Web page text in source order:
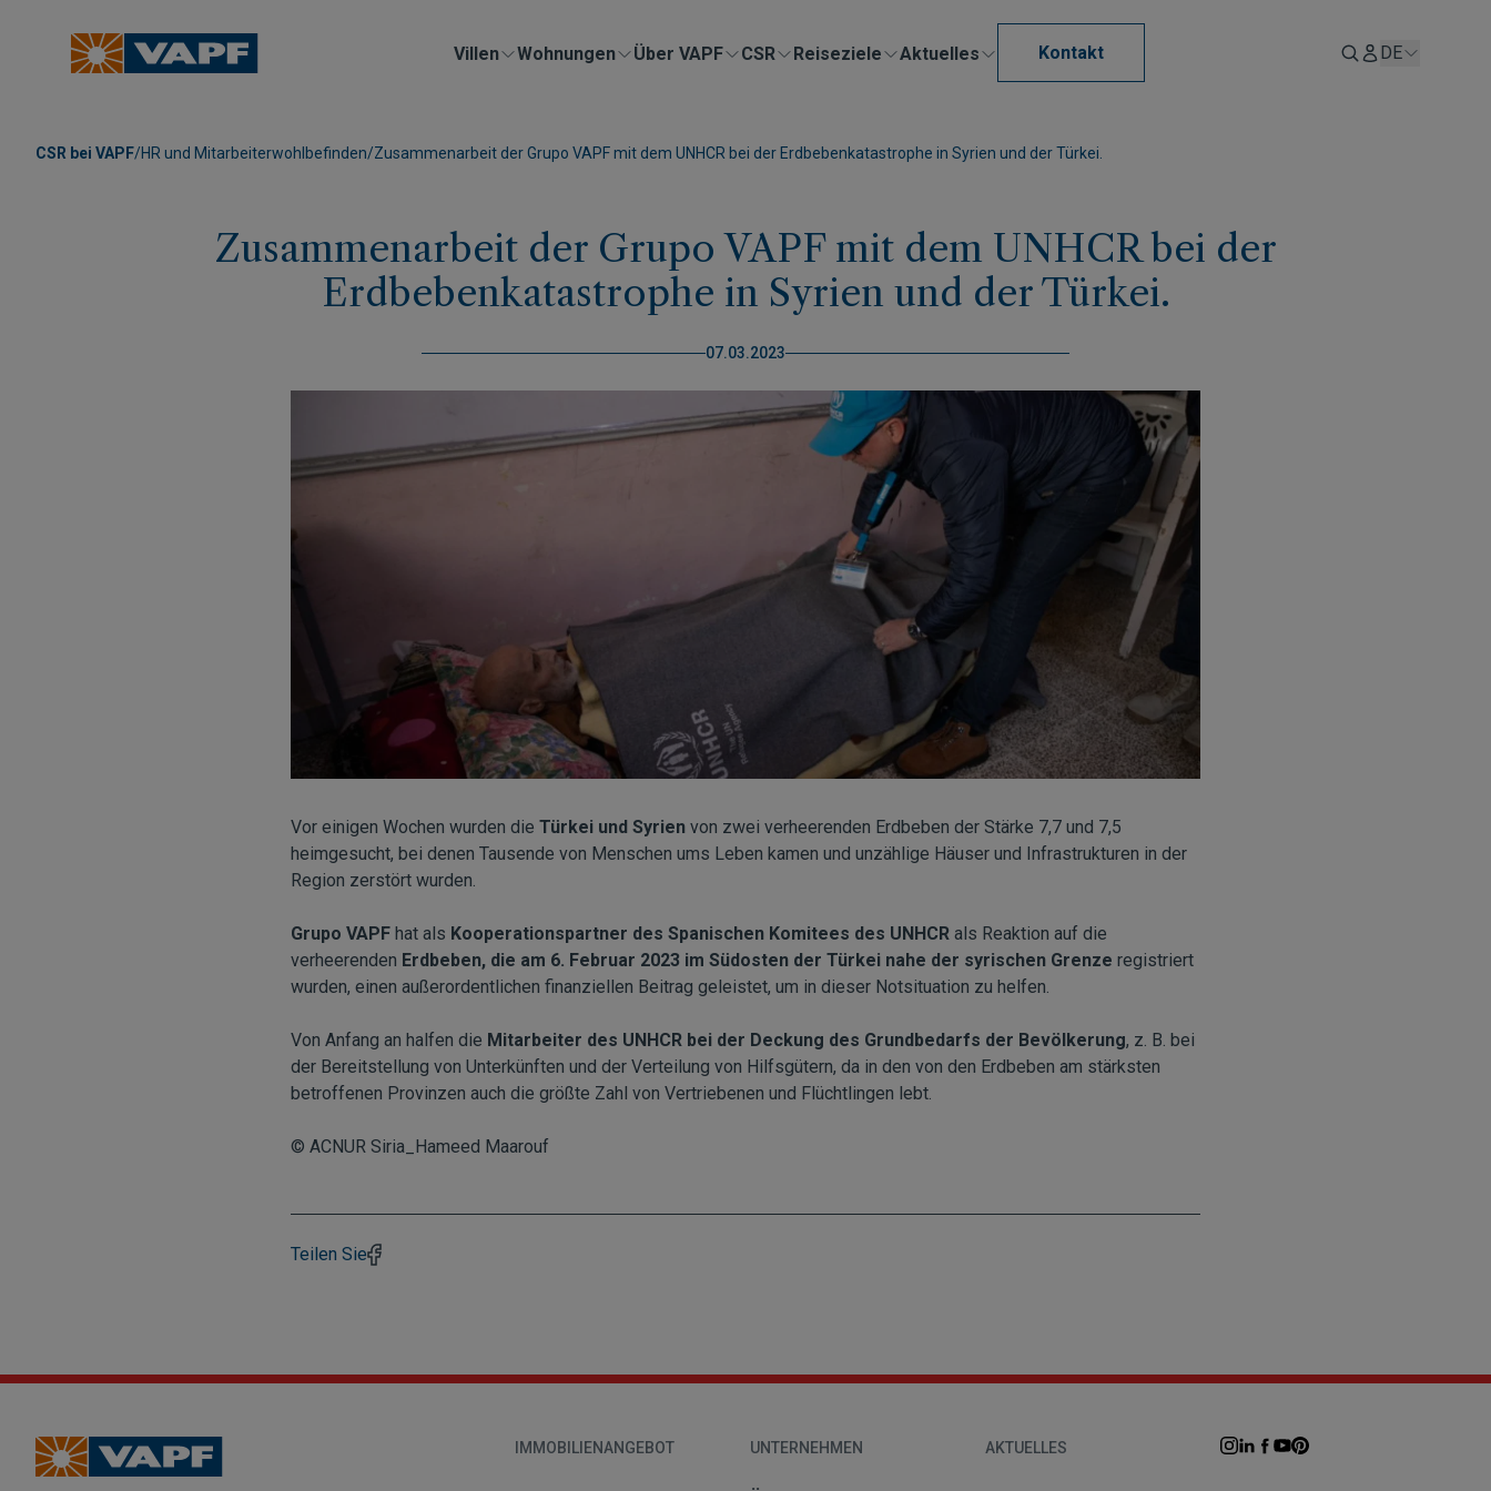
Villen Wohnungen Über VAPF CSR Reiseziele Aktuelles Kontakt DE
CSR bei VAPF/HR und Mitarbeiterwohlbefinden/Zusammenarbeit der Grupo VAPF mit dem UNHCR bei der Erdbebenkatastrophe in Syrien und der Türkei.
Zusammenarbeit der Grupo VAPF mit dem UNHCR bei der
Erdbebenkatastrophe in Syrien und der Türkei.
07.03.2023
Vor einigen Wochen wurden die Türkei und Syrien von zwei verheerenden Erdbeben der Stärke 7,7 und 7,5
heimgesucht, bei denen Tausende von Menschen ums Leben kamen und unzählige Häuser und Infrastrukturen in der
Region zerstört wurden.
Grupo VAPF hat als Kooperationspartner des Spanischen Komitees des UNHCR als Reaktion auf die
verheerenden Erdbeben, die am 6. Februar 2023 im Südosten der Türkei nahe der syrischen Grenze registriert
wurden, einen außerordentlichen finanziellen Beitrag geleistet, um in dieser Notsituation zu helfen.
Von Anfang an halfen die Mitarbeiter des UNHCR bei der Deckung des Grundbedarfs der Bevölkerung, z. B. bei
der Bereitstellung von Unterkünften und der Verteilung von Hilfsgütern, da in den von den Erdbeben am stärksten
betroffenen Provinzen auch die größte Zahl von Vertriebenen und Flüchtlingen lebt.
© ACNUR Siria_Hameed Maarouf
Teilen Sie
IMMOBILIENANGEBOT UNTERNEHMEN AKTUELLES